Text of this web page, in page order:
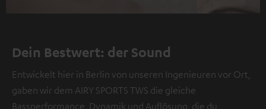
Dein Bestwert: der Sound
Entwickelt hier in Berlin von unseren Ingenieuren vor Ort,
gaben wir dem AIRY SPORTS TWS die gleiche
Bassperformance, Dynamik und Auflösung, die du